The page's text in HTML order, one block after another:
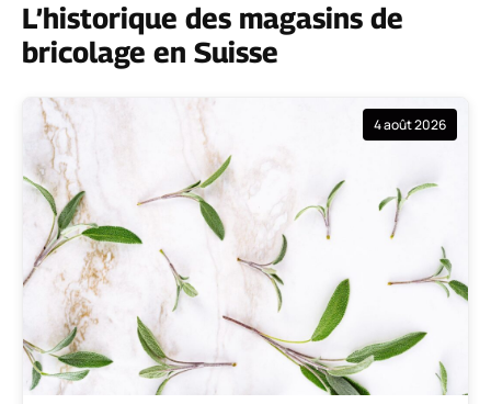
L’historique des magasins de
bricolage en Suisse
4 août 2026